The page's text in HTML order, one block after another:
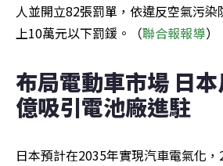
人並開立82張罰單，依違反空氣污
上10萬元以下罰鍰。（聯合報報導）
布局電動車市場 日
億吸引電池廠進駐
日本預計在2035年實現汽車電氣化